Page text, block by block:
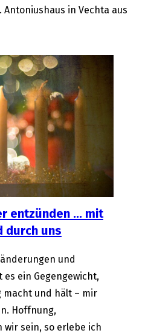
in Vechta aus
entzünden … mit
durch uns
und
ein Gegengewicht,
macht und hält – mir
Hoffnung,
wir sein, so erlebe ich